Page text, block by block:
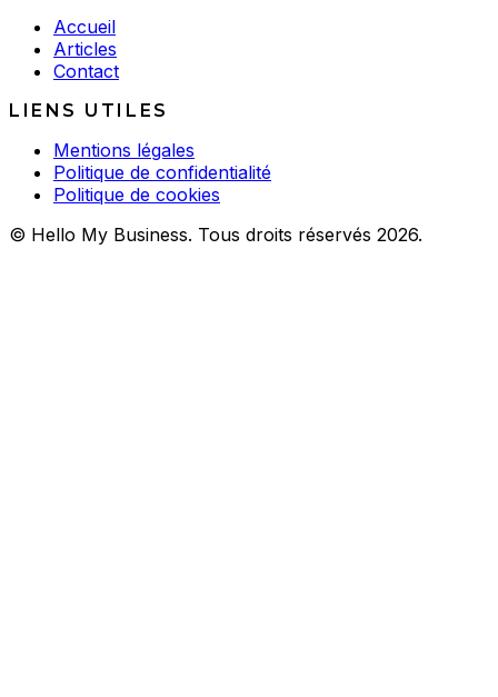
Accueil
Articles
Contact
LIENS UTILES
Mentions légales
Politique de confidentialité
Politique de cookies
© Hello My Business. Tous droits réservés 2026.